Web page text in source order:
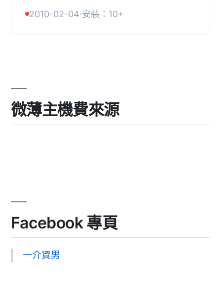
示您最近在 Last.fm 上收聽的幾首歌
曲。 它與其他選...
2010-02-04·安裝：10+
微薄主機費來源
Facebook 專頁
一介資男